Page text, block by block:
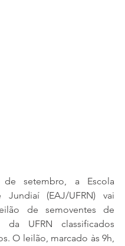
setembro, a Escola
(EAJ/UFRN) vai
de semoventes de
da UFRN classificados
O leilão, marcado às 9h,